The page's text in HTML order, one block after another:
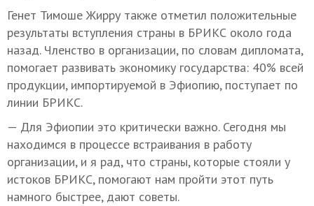
Генет Тимоше Жирру также отметил положительные
результаты вступления страны в БРИКС около года
назад. Членство в организации, по словам дипломата,
помогает развивать экономику государства: 40% всей
продукции, импортируемой в Эфиопию, поступает по
линии БРИКС.
— Для Эфиопии это критически важно. Сегодня мы
находимся в процессе встраивания в работу
организации, и я рад, что страны, которые стояли у
истоков БРИКС, помогают нам пройти этот путь
намного быстрее, дают советы.